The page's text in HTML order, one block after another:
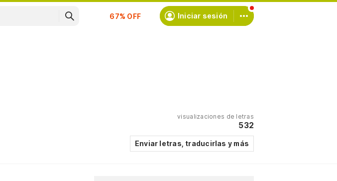
Suscríbete
Iniciar sesión
visualizaciones de letras
532
Enviar letras, traducirlas y más